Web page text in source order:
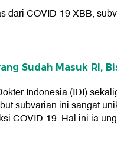
dari COVID-19 XBB,
Sudah Masuk RI,
Indonesia (IDI)
subvarian ini sangat
COVID-19. Hal ini ia